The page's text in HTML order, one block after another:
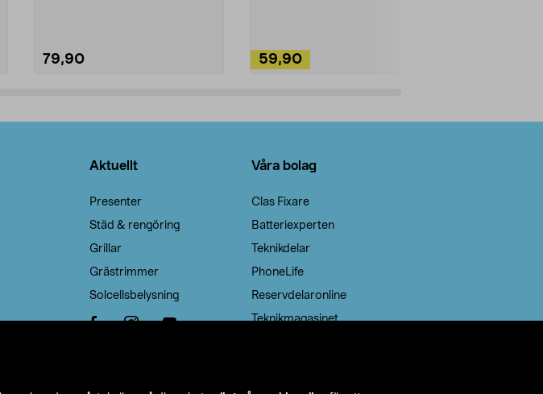
79,90 59,90
Aktuellt
Presenter
Städ & rengöring
Grillar
Grästrimmer
Solcellsbelysning
Våra bolag
Clas Fixare
Batteriexperten
Teknikdelar
PhoneLife
Reservdelaronline
Teknikmagasinet